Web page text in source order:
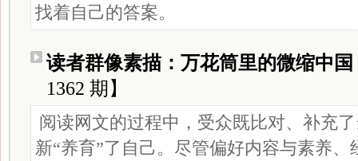
找着自己的答案。
读者群像素描：万花筒里的微缩中国
1362 期】
阅读网文的过程中，受众既比对、补充
新“养育”了自己。尽管偏好内容与素养